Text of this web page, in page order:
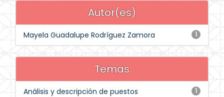
Autor(es)
1
Mayela Guadalupe Rodríguez Zamora
Temas
1
Análisis y descripción de puestos